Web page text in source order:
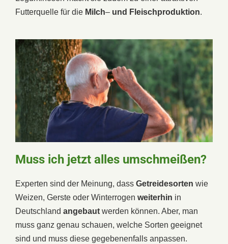
Futterquelle für die Milch– und Fleischproduktion.
Muss ich jetzt alles umschmeißen?
Experten sind der Meinung, dass Getreidesorten wie
Weizen, Gerste oder Winterrogen weiterhin in
Deutschland angebaut werden können. Aber, man
muss ganz genau schauen, welche Sorten geeignet
sind und muss diese gegebenenfalls anpassen.